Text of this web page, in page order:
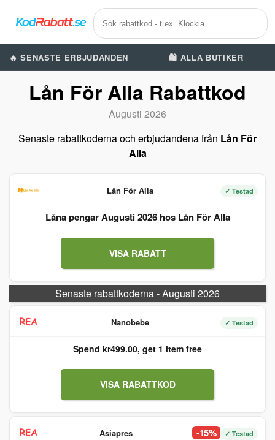
🔥 SENASTE ERBJUDANDEN 🛍️ ALLA BUTIKER
Lån För Alla Rabattkod
Augusti 2026
Senaste rabattkoderna och erbjudandena från Lån För
Alla
Lån För Alla ✓ Testad
Låna pengar Augusti 2026 hos Lån För Alla
VISA RABATT
Senaste rabattkoderna - Augusti 2026
Nanobebe ✓ Testad
Spend kr499.00, get 1 item free
VISA RABATTKOD
Asiapres -15% ✓ Testad